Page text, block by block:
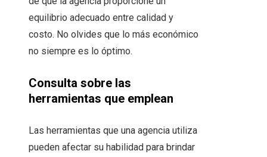
equilibrio adecuado entre calidad y
costo. No olvides que lo más económico
no siempre es lo óptimo.
Consulta sobre las
herramientas que emplean
Las herramientas que una agencia utiliza
pueden afectar su habilidad para brindar